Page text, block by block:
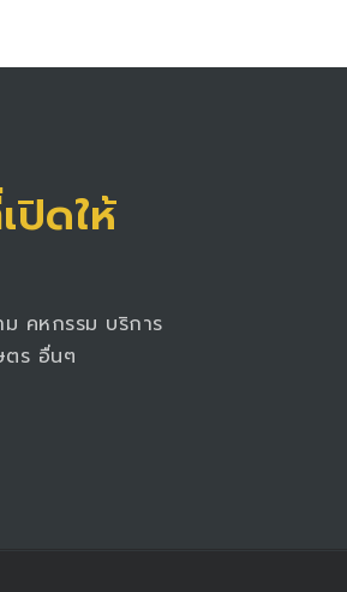
ปิดให้
ม คหกรรม บริการ
ตร อื่นๆ